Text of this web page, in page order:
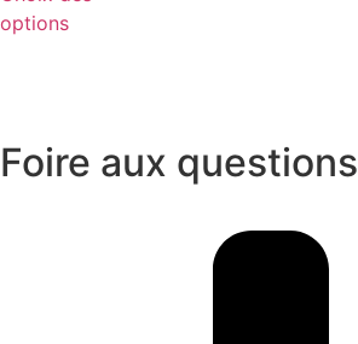
options
Foire aux questions